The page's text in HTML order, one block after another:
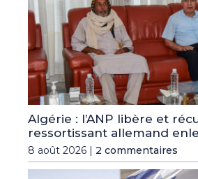
Algérie : l’ANP libère et
ressortissant allemand
8 août 2026 | 2 commentaires